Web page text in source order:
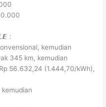
:
kemudian
345 km, kemudian
56.632,24 (1.444,70/kWh),
kemudian